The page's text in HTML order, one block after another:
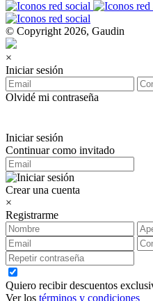
© Copyright 2026, Gaudin
×
Iniciar sesión
Olvidé mi contraseña
Iniciar sesión
Continuar como invitado
Crear una cuenta
×
Registrarme
Quiero recibir descuentos
Ver los términos y condiciones